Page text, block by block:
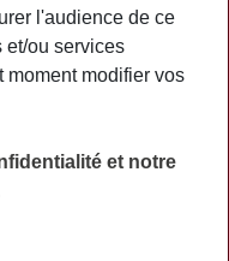
l'audience de ce
et/ou services
moment modifier vos
et notre